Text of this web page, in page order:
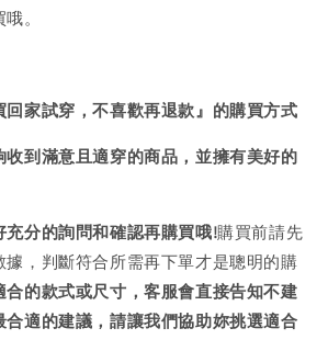
。
家試穿，不喜歡再退款』的購買方式
到滿意且適穿的商品，並擁有美好的
充分的詢問和確認再購買哦!購買前請先
，判斷符合所需再下單才是聰明的購
合的款式或尺寸，客服會直接告知不建
合適的建議，請讓我們協助妳挑選適合